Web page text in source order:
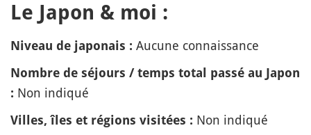
Le Japon & moi :
Niveau de japonais : Aucune connaissance
Nombre de séjours / temps total passé au Japon
: Non indiqué
Villes, îles et régions visitées : Non indiqué